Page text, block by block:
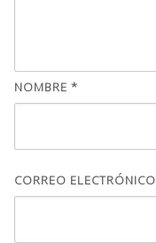
NOMBRE *
CORREO ELECTRÓNICO